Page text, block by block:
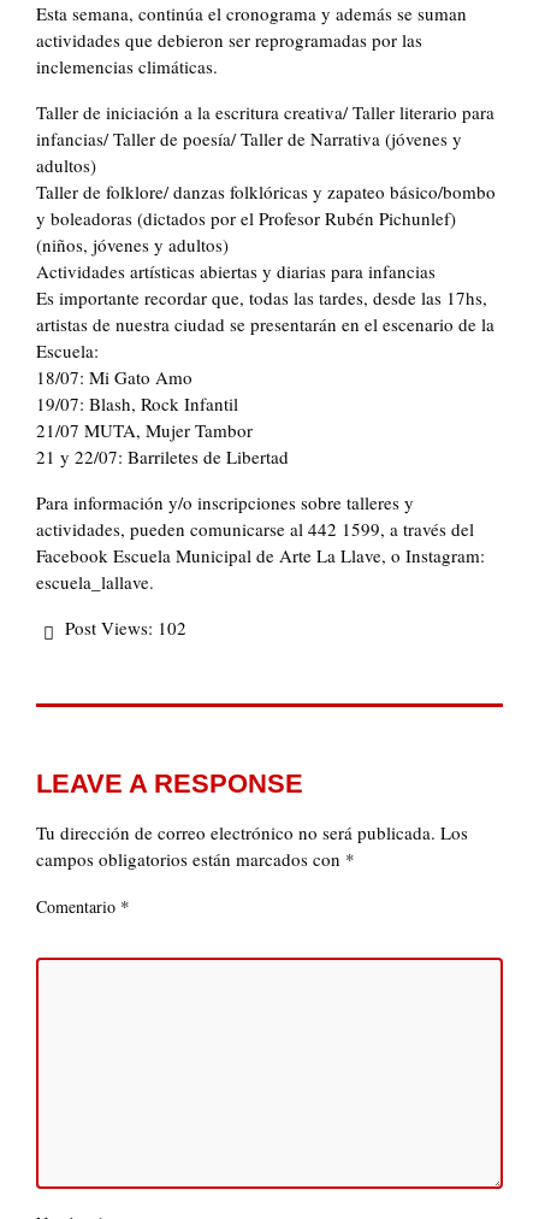
Esta semana, continúa el cronograma y además se suman
actividades que debieron ser reprogramadas por las
inclemencias climáticas.
Taller de iniciación a la escritura creativa/ Taller literario para
infancias/ Taller de poesía/ Taller de Narrativa (jóvenes y
adultos)
Taller de folklore/ danzas folklóricas y zapateo básico/bombo
y boleadoras (dictados por el Profesor Rubén Pichunlef)
(niños, jóvenes y adultos)
Actividades artísticas abiertas y diarias para infancias
Es importante recordar que, todas las tardes, desde las 17hs,
artistas de nuestra ciudad se presentarán en el escenario de la
Escuela:
18/07: Mi Gato Amo
19/07: Blash, Rock Infantil
21/07 MUTA, Mujer Tambor
21 y 22/07: Barriletes de Libertad
Para información y/o inscripciones sobre talleres y
actividades, pueden comunicarse al 442 1599, a través del
Facebook Escuela Municipal de Arte La Llave, o Instagram:
escuela_lallave.
Post Views: 102
LEAVE A RESPONSE
Tu dirección de correo electrónico no será publicada. Los
campos obligatorios están marcados con *
Comentario *